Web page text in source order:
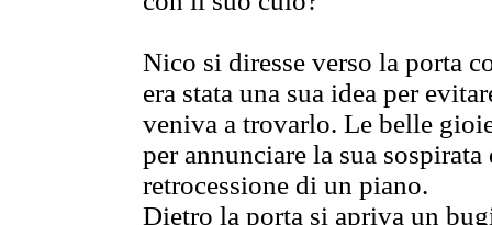
Nico si diresse verso la porta
era stata una sua idea per
veniva a trovarlo. Le belle
per annunciare la sua
retrocessione di un piano.
Dietro la porta si apriva un